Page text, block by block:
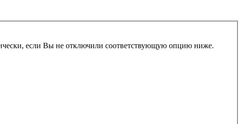
если Вы не отключили соответствующую опцию ниже.